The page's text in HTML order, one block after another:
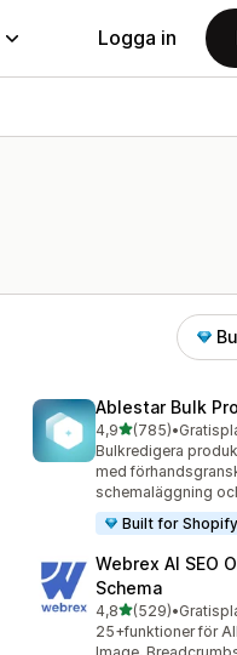
Logga in
Ablestar Bulk
4,9av 5 stjärnor
(785)
785 recensioner
•
Bulkredigera
med
schemaläggning
Built for Shopify
Webrex AI SEO
Schema
4,8av 5 stjärnor
(529)
529 recensioner
•
25+funktioner för